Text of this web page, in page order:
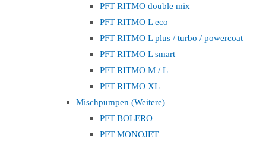
PFT RITMO double mix
PFT RITMO L eco
PFT RITMO L plus / turbo / powercoat
PFT RITMO L smart
PFT RITMO M / L
PFT RITMO XL
Mischpumpen (Weitere)
PFT BOLERO
PFT MONOJET